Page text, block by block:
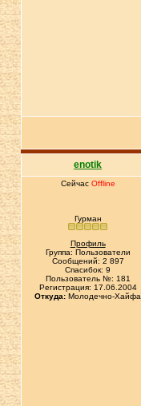
enotik
Сейчас Offline
Гурман
Профиль
Группа: Пользователи
Сообщений: 2 897
Спасибок: 9
Пользователь №: 181
Регистрация: 17.06.2004
Откуда: Молодечно-Хайфа